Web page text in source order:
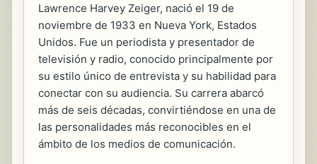
Lawrence Harvey Zeiger, nació el 19 de
noviembre de 1933 en Nueva York, Estados
Unidos. Fue un periodista y presentador de
televisión y radio, conocido principalmente por
su estilo único de entrevista y su habilidad para
conectar con su audiencia. Su carrera abarcó
más de seis décadas, convirtiéndose en una de
las personalidades más reconocibles en el
ámbito de los medios de comunicación.